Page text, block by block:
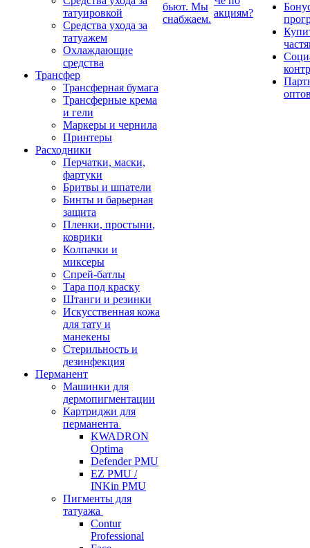
татуировкой
Средства ухода за
татуажем
Охлаждающие
средства
Трансфер
Трансферная бумага
Трансферные крема
и гели
Маркеры и чернила
Принтеры
Расходники
Перчатки, маски,
фартуки
Бритвы и шпатели
Бинты и барьерная
защита
Пленки, простыни,
коврики
Колпачки и
миксеры
Спрей-батлы
Тара под краску
Штанги и резинки
Искусственная кожа
для тату и
манекены
Стерильность и
дезинфекция
Перманент
Машинки для
дермопигментации
Картриджи для
перманента
KWADRON
Optima
Defender PMU
EZ PMU /
INKin PMU
Пигменты для
татуажа
Contur
Professional
бьют. Мы
снабжаем.
акциям?